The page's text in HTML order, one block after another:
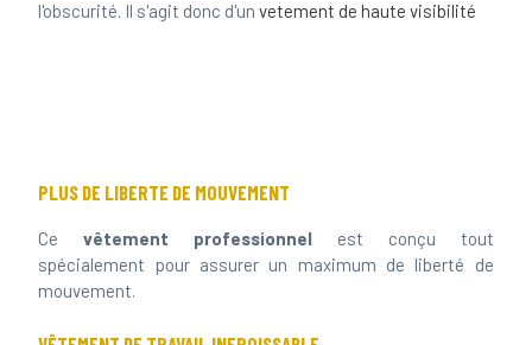
Cevêtement professionnel
spécialement pour assurer un maximum de liberté de
mouvement.